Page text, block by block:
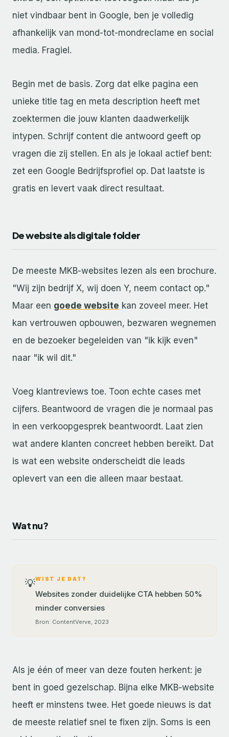
niet vindbaar bent in Google, ben je volledig
afhankelijk van mond-tot-mondreclame en social
media. Fragiel.
Begin met de basis. Zorg dat elke pagina een
unieke title tag en meta description heeft met
zoektermen die jouw klanten daadwerkelijk
intypen. Schrijf content die antwoord geeft op
vragen die zij stellen. En als je lokaal actief bent:
zet een Google Bedrijfsprofiel op. Dat laatste is
gratis en levert vaak direct resultaat.
De website als digitale folder
De meeste MKB-websites lezen als een brochure.
"Wij zijn bedrijf X, wij doen Y, neem contact op."
Maar een goede website kan zoveel meer. Het
kan vertrouwen opbouwen, bezwaren wegnemen
en de bezoeker begeleiden van "ik kijk even"
naar "ik wil dit."
Voeg klantreviews toe. Toon echte cases met
cijfers. Beantwoord de vragen die je normaal pas
in een verkoopgesprek beantwoordt. Laat zien
wat andere klanten concreet hebben bereikt. Dat
is wat een website onderscheidt die leads
oplevert van een die alleen maar bestaat.
Wat nu?
💡WIST JE DAT?
Websites zonder duidelijke CTA hebben 50%
minder conversies
Bron: ContentVerve, 2023
Als je één of meer van deze fouten herkent: je
bent in goed gezelschap. Bijna elke MKB-website
heeft er minstens twee. Het goede nieuws is dat
de meeste relatief snel te fixen zijn. Soms is een